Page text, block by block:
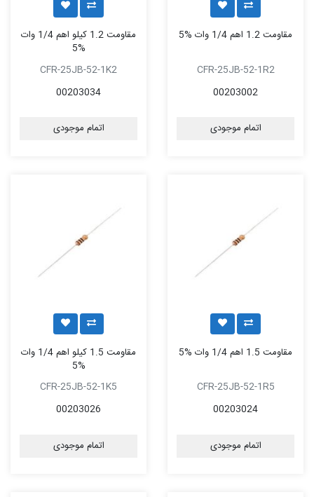
مقاومت 1.2 اهم 1/4 وات %5
CFR-25JB-52-1R2
00203002
اتمام موجودی
مقاومت 1.2 کیلو اهم 1/4 وات
%5
CFR-25JB-52-1K2
00203034
اتمام موجودی
مقاومت 1.5 اهم 1/4 وات %5
CFR-25JB-52-1R5
00203024
اتمام موجودی
مقاومت 1.5 کیلو اهم 1/4 وات
%5
CFR-25JB-52-1K5
00203026
اتمام موجودی